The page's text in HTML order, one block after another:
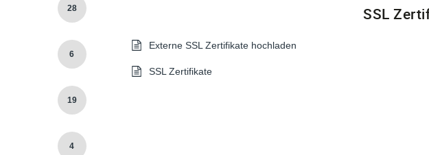
28
6
19
4
SSL
Externe SSL Zertifikate hochladen
SSL Zertifikate